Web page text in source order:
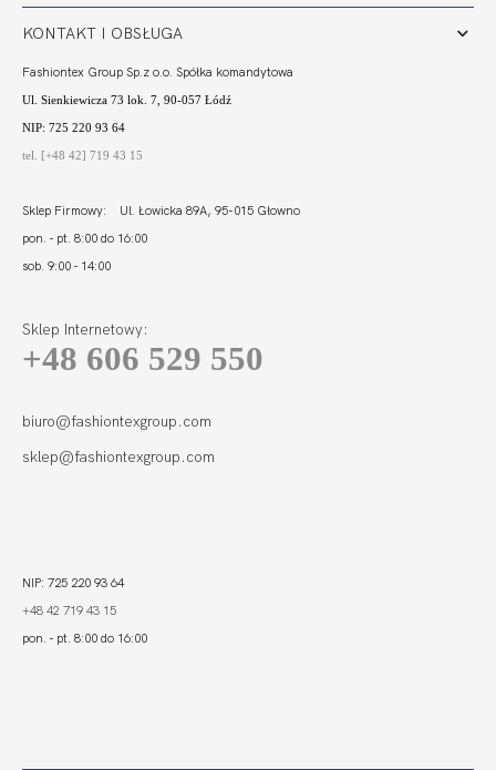
MADERA BODY
KONTAKT I OBSŁUGA
Fashiontex Group Sp.z o.o. Spółka komandytowa
Ul. Sienkiewicza 73 lok. 7, 90-057 Łódź
NIP: 725 220 93 64
tel. [+48 42] 719 43 15
Sklep Firmowy: Ul. Łowicka 89A, 95-015 Głowno
pon. - pt. 8:00 do 16:00
sob. 9:00 - 14:00
Sklep Internetowy:
+48 606 529 550
biuro@fashiontexgroup.com
sklep@fashiontexgroup.com
NIP: 725 220 93 64
+48 42 719 43 15
pon. - pt. 8:00 do 16:00